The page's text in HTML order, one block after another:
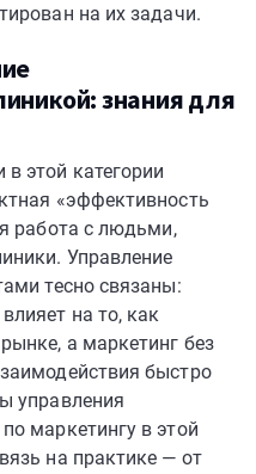
на их задачи.
знания для
этой категории
«эффективность
работа с людьми,
Управление
тесно связаны:
на то, как
а маркетинг без
быстро
управления
маркетингу в этой
на практике — от